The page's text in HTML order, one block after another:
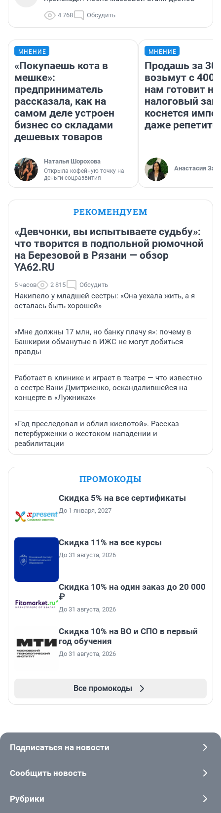
4 768 Обсудить
МНЕНИЕ
«Покупаешь кота в
мешке»:
предприниматель
рассказала, как на
самом деле устроен
бизнес со складами
дешевых товаров
Наталья Шорохова
Открыла кофейную точку на
деньги соцразвития
МНЕНИЕ
Продашь за
возьмут с
нам готовит
налоговый
коснется
даже
Анастасия
РЕКОМЕНДУЕМ
«Девчонки, вы испытываете судьбу»:
что творится в подпольной рюмочной
на Березовой в Рязани — обзор
YA62.RU
5 часов 2 815 Обсудить
Накипело у младшей сестры: «Она уехала жить, а я
осталась быть хорошей»
«Мне должны 17 млн, но банку плачу я»: почему в
Башкирии обманутые в ИЖС не могут добиться
правды
Работает в клинике и играет в театре — что известно
о сестре Вани Дмитриенко, оскандалившейся на
концерте в «Лужниках»
«Год преследовал и облил кислотой». Рассказ
петербурженки о жестоком нападении и
реабилитации
ПРОМОКОДЫ
Скидка 5% на все сертификаты
До 1 января, 2027
Скидка 11% на все курсы
До 31 августа, 2026
Скидка 10% на один заказ до 20 000
₽
До 31 августа, 2026
Скидка 10% на ВО и СПО в первый
год обучения
До 31 августа, 2026
Все промокоды
Подписаться на новости
Сообщить новость
Рубрики